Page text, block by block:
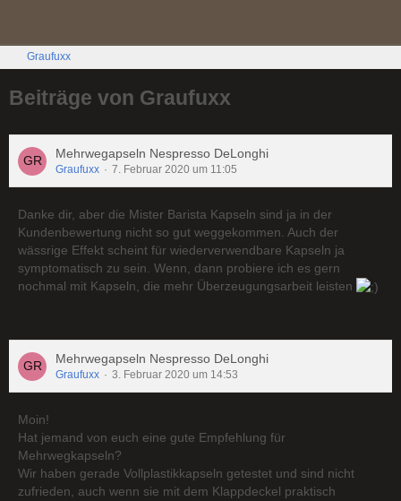
Graufuxx
Beiträge von Graufuxx
Mehrwegapseln Nespresso DeLonghi
Graufuxx 7. Februar 2020 um 11:05
Danke dir, aber die Mister Barista Kapseln sind ja in der
Kundenbewertung nicht so gut weggekommen. Auch der
wässrige Effekt scheint für wiederverwendbare Kapseln ja
symptomatisch zu sein. Wenn, dann probiere ich es gern
nochmal mit Kapseln, die mehr Überzeugungsarbeit leisten
Mehrwegapseln Nespresso DeLonghi
Graufuxx 3. Februar 2020 um 14:53
Moin!
Hat jemand von euch eine gute Empfehlung für
Mehrwegkapseln?
Wir haben gerade Vollplastikkapseln getestet und sind nicht
zufrieden, auch wenn sie mit dem Klappdeckel praktisch